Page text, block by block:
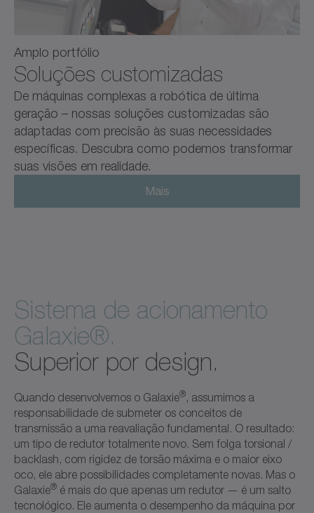
Amplo portfólio
Soluções customizadas
De máquinas complexas a robótica de última
geração – nossas soluções customizadas são
adaptadas com precisão às suas necessidades
específicas. Descubra como podemos transformar
suas visões em realidade.
Mais
Sistema de acionamento
Galaxie®.
Superior por design.
Quando desenvolvemos o Galaxie®, assumimos a
responsabilidade de submeter os conceitos de
transmissão a uma reavaliação fundamental. O resultado:
um tipo de redutor totalmente novo. Sem folga torsional /
backlash, com rigidez de torsão máxima e o maior eixo
oco, ele abre possibilidades completamente novas. Mas o
Galaxie® é mais do que apenas um redutor — é um salto
tecnológico. Ele aumenta o desempenho da máquina por